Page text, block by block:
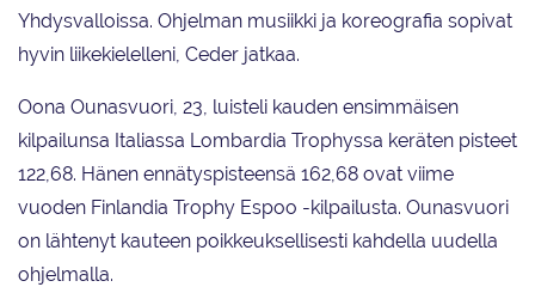
Yhdysvalloissa. Ohjelman musiikki ja koreografia sopivat
hyvin liikekielelleni, Ceder jatkaa.
Oona Ounasvuori, 23, luisteli kauden ensimmäisen
kilpailunsa Italiassa Lombardia Trophyssa keräten pisteet
122,68. Hänen ennätyspisteensä 162,68 ovat viime
vuoden Finlandia Trophy Espoo -kilpailusta. Ounasvuori
on lähtenyt kauteen poikkeuksellisesti kahdella uudella
ohjelmalla.